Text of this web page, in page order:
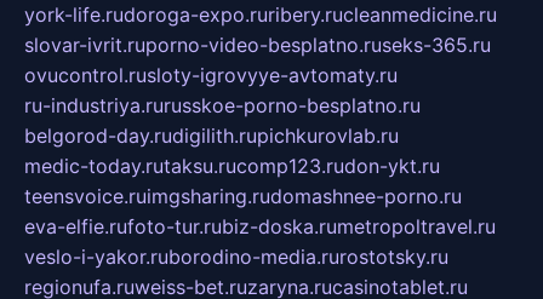
york-life.rudoroga-expo.ruribery.rucleanmedicine.ru
slovar-ivrit.ruporno-video-besplatno.ruseks-365.ru
ovucontrol.rusloty-igrovyye-avtomaty.ru
ru-industriya.rurusskoe-porno-besplatno.ru
belgorod-day.rudigilith.rupichkurovlab.ru
medic-today.rutaksu.rucomp123.rudon-ykt.ru
teensvoice.ruimgsharing.rudomashnee-porno.ru
eva-elfie.rufoto-tur.rubiz-doska.rumetropoltravel.ru
veslo-i-yakor.ruborodino-media.rurostotsky.ru
regionufa.ruweiss-bet.ruzaryna.rucasinotablet.ru